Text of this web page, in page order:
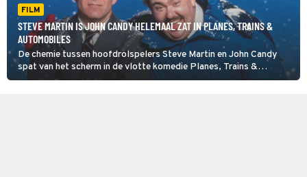
FILM
STEVE MARTIN IS JOHN CANDY HELEMAAL ZAT IN PLANES, TRAINS &
AUTOMOBILES
De chemie tussen hoofdrolspelers Steve Martin en John Candy
spat van het scherm in de vlotte komedie Planes, Trains &
Automobiles van John Hughes (The Breakfast Club).